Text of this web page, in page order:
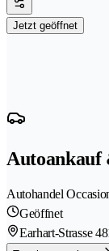
Jetzt geöffnet
Autohandel
Geöffnet
Earhart-Strasse 4